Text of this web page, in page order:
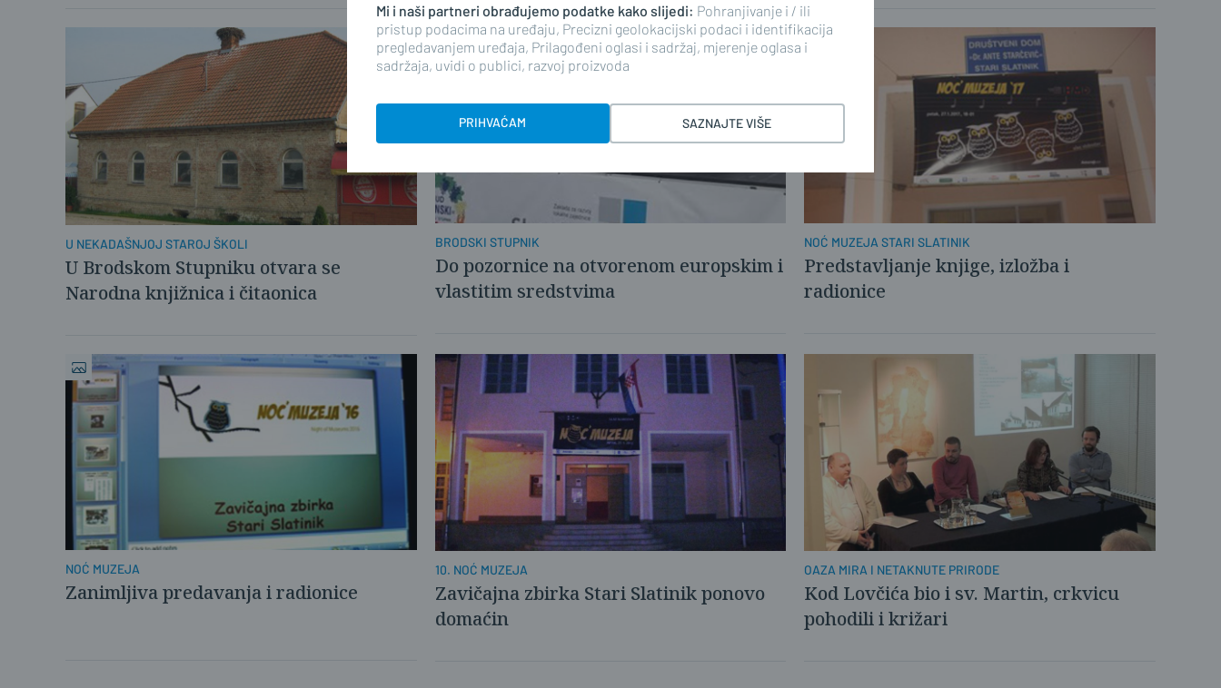
U NEKADAŠNJOJ STAROJ ŠKOLI
U Brodskom Stupniku otvara se
Narodna knjižnica i čitaonica
BRODSKI STUPNIK
Do pozornice na otvorenom europskim i
vlastitim sredstvima
NOĆ MUZEJA STARI SLATINIK
Predstavljanje knjige, izložba i
radionice
NOĆ MUZEJA
Zanimljiva predavanja i radionice
10. NOĆ MUZEJA
Zavičajna zbirka Stari Slatinik ponovo
domaćin
OAZA MIRA I NETAKNUTE PRIRODE
Kod Lovčića bio i sv. Martin, crkvicu
pohodili i križari
Mi i naši partneri obrađujemo podatke kako slijedi: Pohranjivanje i / ili
pristup podacima na uređaju, Precizni geolokacijski podaci i identifikacija
pregledavanjem uređaja, Prilagođeni oglasi i sadržaj, mjerenje oglasa i
sadržaja, uvidi o publici, razvoj proizvoda
PRIHVAĆAM SAZNAJTE VIŠE